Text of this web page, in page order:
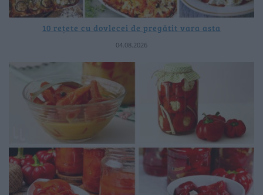
10 rețete cu dovlecei de pregătit vara asta
04.08.2026